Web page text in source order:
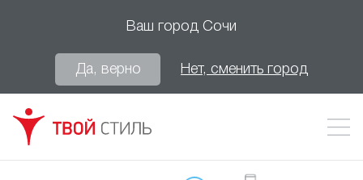
Ваш город Сочи
Да, верно Нет, сменить город